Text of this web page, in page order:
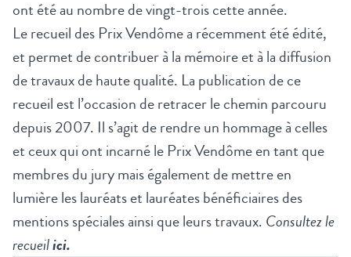
ont été au nombre de vingt-trois cette année.
Le recueil des Prix Vendôme a récemment été édité,
et permet de contribuer à la mémoire et à la diffusion
de travaux de haute qualité. La publication de ce
recueil est l’occasion de retracer le chemin parcouru
depuis 2007. Il s’agit de rendre un hommage à celles
et ceux qui ont incarné le Prix Vendôme en tant que
membres du jury mais également de mettre en
lumière les lauréats et lauréates bénéficiaires des
mentions spéciales ainsi que leurs travaux. Consultez le
recueilici.